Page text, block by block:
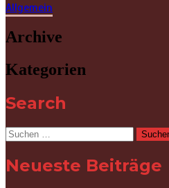
Allgemein
Archive
Kategorien
Search
Suchen
Neueste Beiträge